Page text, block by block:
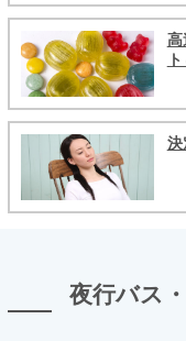
高
決
夜行バス